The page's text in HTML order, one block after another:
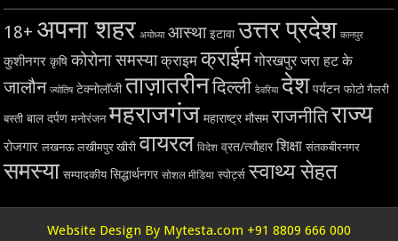
18+ अपना शहर अयोध्या आस्था इटावा उत्तर प्रदेश कानपुर
कुशीनगर कृषि कोरोना समस्या क्राइम क्राईम गोरखपुर जरा हट के
जालौन ज्योतिष टेक्नोलॉजी ताज़ातरीनदिल्ली देवरिया देश पर्यटन फोटो गैलरी
बस्ती बाल दर्पण मनोरंजन महराजगंज महाराष्ट्र मौसम राजनीतिराज्य
रोजगार लखनऊ लखीमपुर खीरी वायरल विदेश व्रत/त्यौहार शिक्षा संतकबीरनगर
समस्या सम्पादकीय सिद्धार्थनगर सोशल मीडिया स्पोर्ट्स स्वाथ्य सेहत
Website Design By Mytesta.com +91 8809 666 000